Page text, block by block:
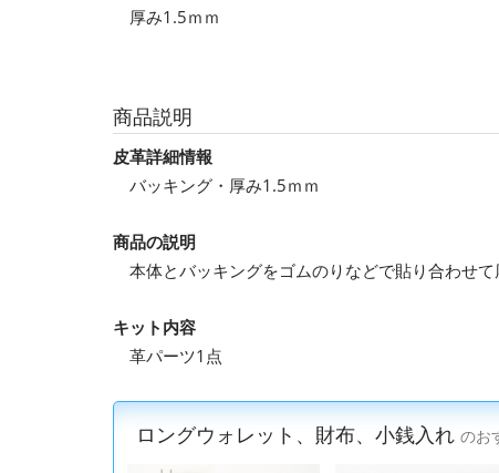
厚み1.5ｍｍ
商品説明
皮革詳細情報
バッキング・厚み1.5ｍｍ
商品の説明
本体とバッキングをゴムのりなどで貼り合わせて
キット内容
革パーツ1点
ロングウォレット、財布、小銭入れ のお